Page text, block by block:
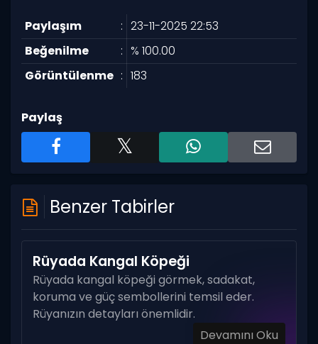
Paylaşım : 23-11-2025 22:53
Beğenilme
: % 100.00
Görüntülenme : 183
Paylaş
Benzer Tabirler
Rüyada Kangal Köpeği
Rüyada kangal köpeği görmek, sadakat,
koruma ve güç sembollerini temsil eder.
Rüyanızın detayları önemlidir.
Devamını Oku